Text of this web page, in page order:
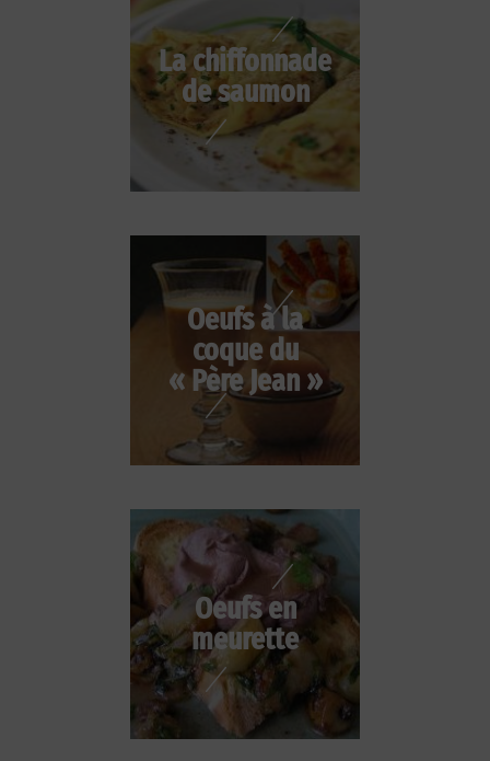
La chiffonnade
de saumon
Oeufs à la
coque du
« Père Jean »
Oeufs en
meurette